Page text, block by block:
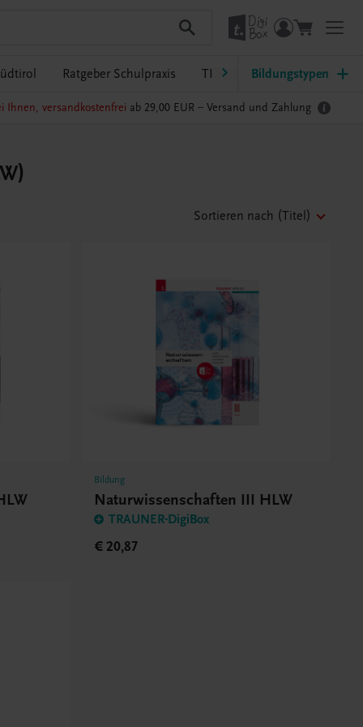
Ratgeber Schulpraxis TRAUNER-DigiBox
Bildungstypen
Ihnen, versandkostenfrei ab 29,00 EUR – Versand und Zahlung
Sortieren nach (Titel)
Bildung
Naturwissenschaften III HLW
TRAUNER-DigiBox
€ 20,87